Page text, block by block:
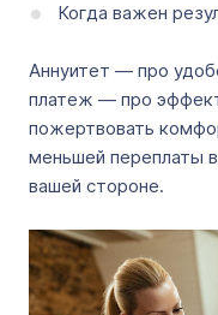
Когда важен
Аннуитет — про
платеж — про
пожертвовать
меньшей переплаты в
вашей стороне.